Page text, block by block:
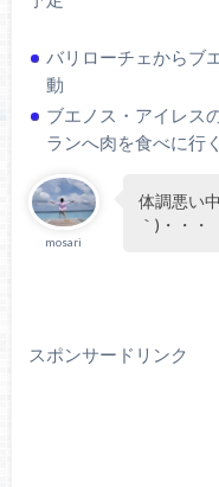
バリローチェからブ
動
ブエノス・アイレス
ランへ肉を食べに行く
mosari
体調悪い
｀)・・・
スポンサードリンク